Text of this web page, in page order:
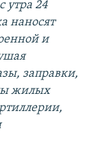
утра 24
наносят
и
заправки,
жилых